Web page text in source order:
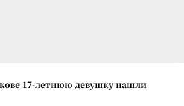
17-летнюю девушку нашли